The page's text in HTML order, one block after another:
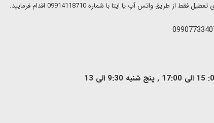
واتس آپ یا ایتا با شماره 09914118710 اقدام فرمایید.